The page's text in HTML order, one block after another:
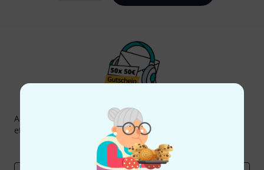
Thomann Newsletter
Abonniere den Thomann Newsletter und gewinne mit
etwas Glück einen von
50 Gutscheinen
Inspirierende Beiträge
Deals Thomann Insights